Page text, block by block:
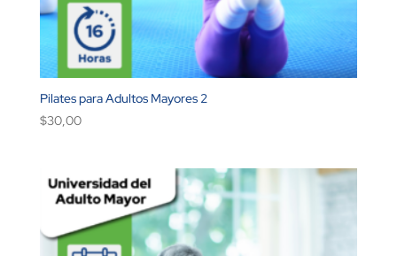
Pilates para Adultos Mayores 2
$30,00